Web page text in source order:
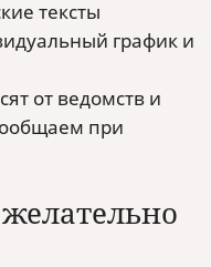
тексты
график и
от ведомств и
при